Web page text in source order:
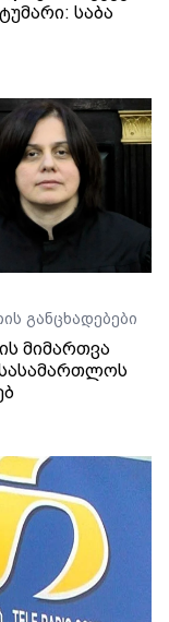
საბა
განცხადებები
მიმართვა